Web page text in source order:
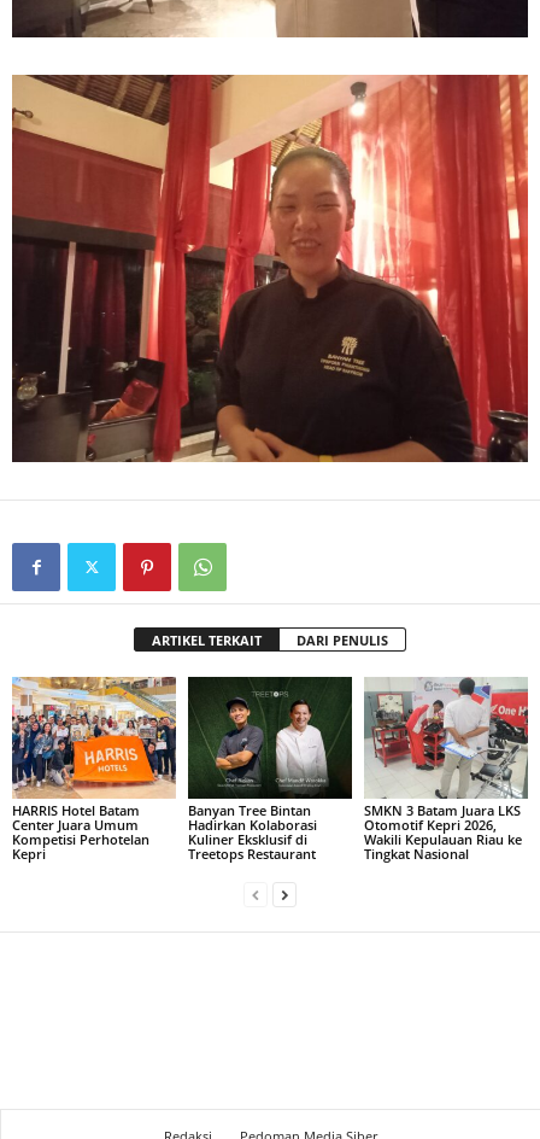
ARTIKEL TERKAIT DARI PENULIS
HARRIS Hotel Batam
Center Juara Umum
Kompetisi Perhotelan
Kepri
Banyan Tree Bintan
Hadirkan Kolaborasi
Kuliner Eksklusif di
Treetops Restaurant
SMKN 3 Batam Juara LKS
Otomotif Kepri 2026,
Wakili Kepulauan Riau ke
Tingkat Nasional